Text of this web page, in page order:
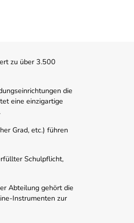
zu über 3.500
die
eine einzigartige
Grad, etc.) führen
Schulpflicht,
Abteilung gehört die
Instrumenten zur